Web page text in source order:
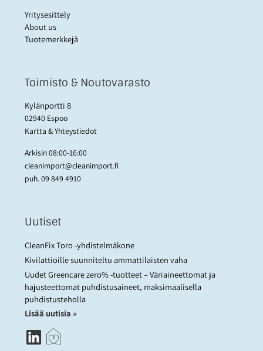
Yritysesittely
About us
Tuotemerkkejä
Toimisto & Noutovarasto
Kylänportti 8
02940 Espoo
Kartta & Yhteystiedot
Arkisin 08:00-16:00
cleanimport@cleanimport.fi
puh.09 849 4910
Uutiset
CleanFix Toro -yhdistelmäkone
Kivilattioille suunniteltu ammattilaisten vaha
Uudet Greencare zero% -tuotteet – Väriaineettomat ja
hajusteettomat puhdistusaineet, maksimaalisella
puhdistusteholla
Lisää uutisia »